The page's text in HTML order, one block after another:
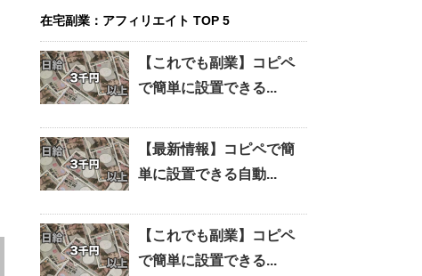
在宅副業：アフィリエイト TOP 5
【これでも副業】コピペ
で簡単に設置できる...
【最新情報】コピペで簡
単に設置できる自動...
【これでも副業】コピペ
で簡単に設置できる...